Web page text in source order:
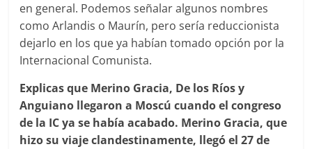
en general. Podemos señalar algunos nombres
como Arlandis o Maurín, pero sería reduccionista
dejarlo en los que ya habían tomado opción por la
Internacional Comunista.
Explicas que Merino Gracia, De los Ríos y
Anguiano llegaron a Moscú cuando el congreso
de la IC ya se había acabado. Merino Gracia, que
hizo su viaje clandestinamente, llegó el 27 de